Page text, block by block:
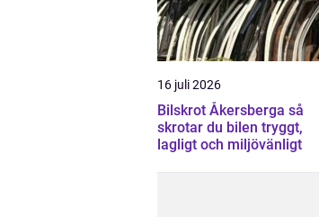
16 juli 2026
Bilskrot Åkersberga så
skrotar du bilen tryggt,
lagligt och miljövänligt